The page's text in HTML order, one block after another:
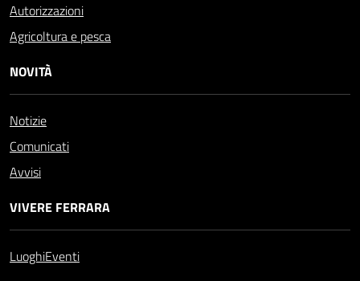
Autorizzazioni
Agricoltura e pesca
NOVITÀ
Notizie
Comunicati
Avvisi
VIVERE FERRARA
LuoghiEventi